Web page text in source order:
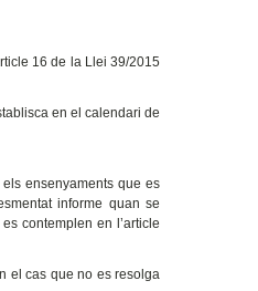
16 de la Llei 39/2015
en el calendari de
ensenyaments que es
informe quan se
contemplen en l’article
el cas que no es resolga